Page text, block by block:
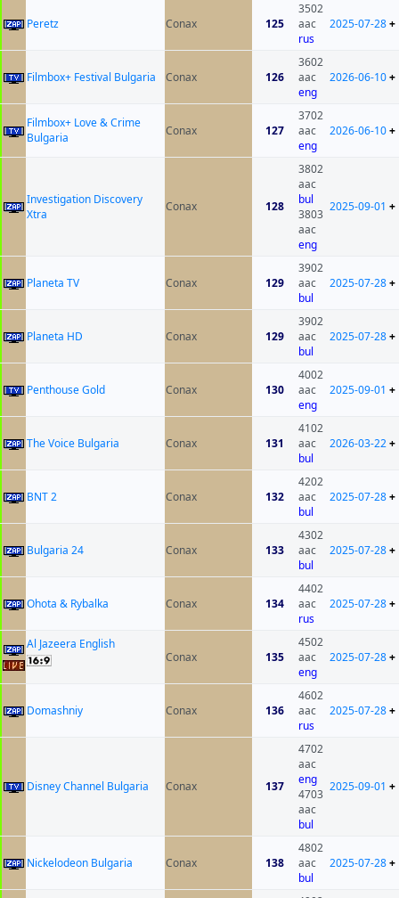
Peretz Conax 125
3502
aac
rus
2025-07-28+
Filmbox+ Festival Bulgaria Conax 126
3602
aac
eng
2026-06-10+
Filmbox+ Love & Crime
Bulgaria
Conax 127
3702
aac
eng
2026-06-10+
Investigation Discovery
Xtra
Conax 128
3802
aac
bul
3803
aac
eng
2025-09-01 +
Planeta TV Conax 129
3902
aac
bul
2025-07-28+
Planeta HD Conax 129
3902
aac
bul
2025-07-28+
Penthouse Gold Conax 130
4002
aac
eng
2025-09-01 +
The Voice Bulgaria Conax 131
4102
aac
bul
2026-03-22+
BNT 2 Conax 132
4202
aac
bul
2025-07-28+
Bulgaria 24 Conax 133
4302
aac
bul
2025-07-28+
Ohota & Rybalka Conax 134
4402
aac
rus
2025-07-28+
Al Jazeera English
Conax
135
4502
aac
eng
2025-07-28+
Domashniy Conax 136
4602
aac
rus
2025-07-28+
Disney Channel Bulgaria Conax 137
4702
aac
eng
4703
aac
bul
2025-09-01 +
Nickelodeon Bulgaria Conax 138
4802
aac
bul
2025-07-28+